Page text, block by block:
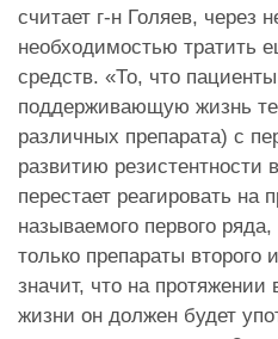
считает г-н Голяев, через
необходимостью тратить
средств. «То, что
поддерживающую жизнь
различных препарата) с
развитию резистентности
перестает реагировать на
называемого первого
только препараты второго
значит, что на
жизни он должен будет